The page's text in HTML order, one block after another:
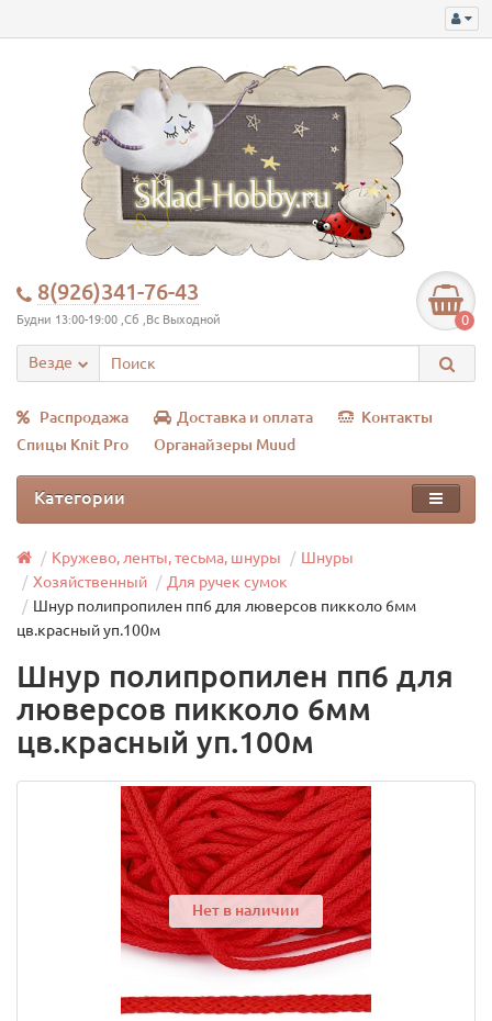
8(926)341-76-43
Будни 13:00-19:00 ,Сб ,Вс Выходной 0
Везде
Распродажа Доставка и оплата
Контакты
Спицы Knit Pro
Органайзеры Muud
Категории
Кружево, ленты, тесьма, шнуры
Шнуры
Хозяйственный
Для ручек сумок
Шнур полипропилен пп6 для люверсов пикколо 6мм
цв.красный уп.100м
Шнур полипропилен пп6 для
люверсов пикколо 6мм
цв.красный уп.100м
Нет в наличии